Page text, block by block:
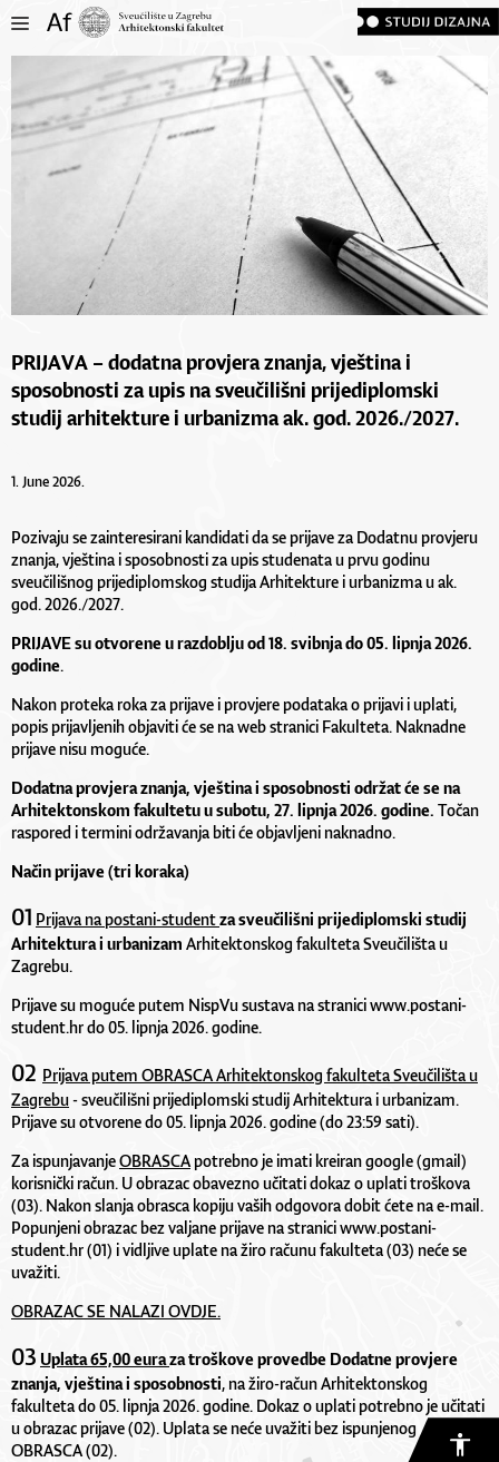
PRIJAVA – dodatna provjera znanja, vještina i
sposobnosti za upis na sveučilišni prijediplomski
studij arhitekture i urbanizma ak. god. 2026./2027.
1. June 2026.
Pozivaju se zainteresirani kandidati da se prijave za Dodatnu provjeru
znanja, vještina i sposobnosti za upis studenata u prvu godinu
sveučilišnog prijediplomskog studija Arhitekture i urbanizma u ak.
god. 2026./2027.
PRIJAVE su otvorene u razdoblju od 18. svibnja do 05. lipnja 2026.
godine.
Nakon proteka roka za prijave i provjere podataka o prijavi i uplati,
popis prijavljenih objaviti će se na web stranici Fakulteta. Naknadne
prijave nisu moguće.
Dodatna provjera znanja, vještina i sposobnosti održat će se na
Arhitektonskom fakultetu u subotu, 27. lipnja 2026. godine. Točan
raspored i termini održavanja biti će objavljeni naknadno.
Način prijave(tri koraka)
01 Prijava na postani-studentza sveučilišni prijediplomski studij
Arhitektura i urbanizam Arhitektonskog fakulteta Sveučilišta u
Zagrebu.
Prijave su moguće putem NispVu sustava na straniciwww.postani-
student.hrdo 05. lipnja 2026. godine.
02 Prijava putem OBRASCAArhitektonskog fakulteta Sveučilišta u
Zagrebu- sveučilišni prijediplomski studij Arhitektura i urbanizam.
Prijave su otvorene do 05. lipnja 2026. godine (do 23:59 sati).
Za ispunjavanjeOBRASCA potrebno je imati kreiran google (gmail)
korisnički račun. U obrazac obavezno učitati dokaz o uplati troškova
(03). Nakon slanja obrasca kopiju vaših odgovora dobit ćete na e-mail.
Popunjeni obrazac bez valjane prijave na straniciwww.postani-
student.hr(01) i vidljive uplate na žiro računu fakulteta (03) neće se
uvažiti.
OBRAZAC SE NALAZI OVDJE.
03 Uplata 65,00 euraza troškoveprovedbe Dodatne provjere
znanja, vještina i sposobnosti, na žiro-račun Arhitektonskog
fakulteta do 05. lipnja 2026. godine. Dokaz o uplati potrebno je učitati
u obrazac prijave (02). Uplata se neće uvažiti bez ispunjenog
OBRASCA (02).